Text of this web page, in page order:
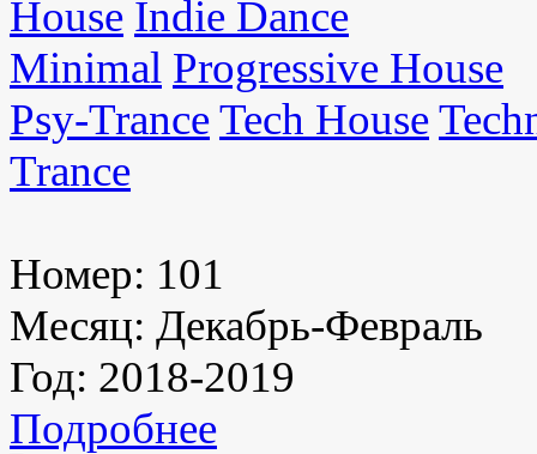
House Indie Dance
Minimal Progressive House
Psy-TranceTech House
Trance
Номер: 101
Месяц: Декабрь-Февраль
Год: 2018-2019
Подробнее